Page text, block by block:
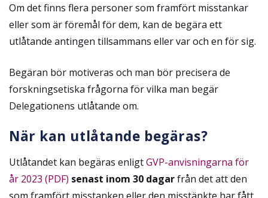
Om det finns flera personer som framfört misstankar
eller som är föremål för dem, kan de begära ett
utlåtande antingen tillsammans eller var och en för sig.
Begäran bör motiveras och man bör precisera de
forskningsetiska frågorna för vilka man begär
Delegationens utlåtande om.
När kan utlåtande begäras?
Utlåtandet kan begäras enligtGVP-anvisningarna för
år 2023 (PDF) senast inom 30 dagarfrån det att den
som framfört misstanken eller den misstänkte har fått